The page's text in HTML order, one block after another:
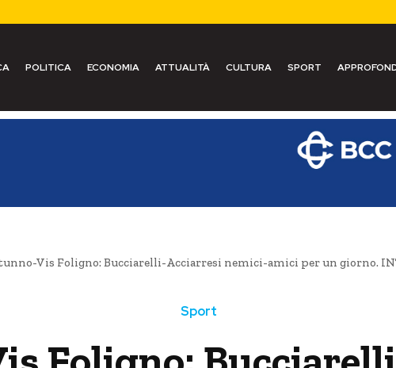
POLITICA ECONOMIA ATTUALITÀ CULTURA SPORT
Vis Foligno: Bucciarelli-Acciarresi nemici-amici per un giorno.
Sport